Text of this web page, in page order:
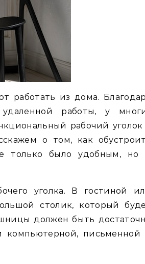
работать из дома.
работы, у
рабочий уголок
о том, как
только было удобным, но
уголка. В гостиной
столик, который
должен быть
компьютерной, письменной